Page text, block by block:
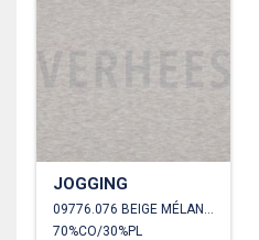
JOGGING
70%CO/30%PL